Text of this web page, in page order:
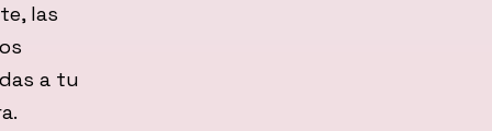
las
a tu